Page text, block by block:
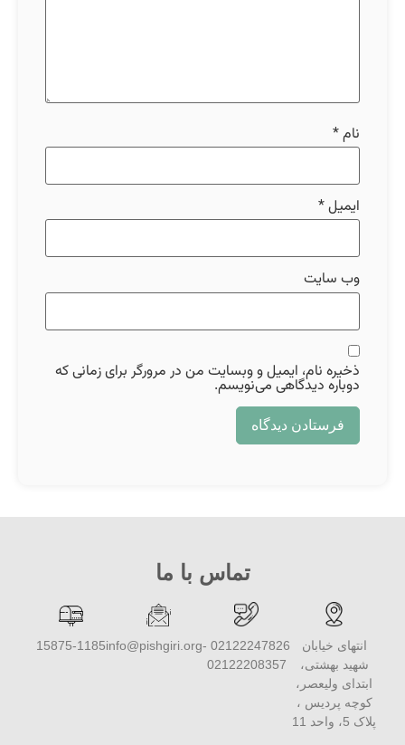
نام*
ایمیل*
وب‌ سایت
ذخیره نام، ایمیل و وبسایت من در مرورگر برای زمانی که
دوباره دیدگاهی می‌نویسم.
تماس با ما
انتهای خیابان
شهید بهشتی،
ابتدای ولیعصر،
کوچه پردیس ،
پلاک 5، واحد 11
02122247826 -
02122208357
info@pishgiri.org
15875-1185